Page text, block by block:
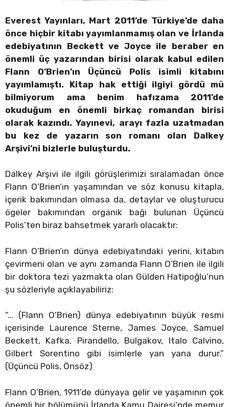
Everest Yayınları, Mart 2011’de Türkiye’de daha
önce hiçbir kitabı yayımlanmamış olan ve İrlanda
edebiyatının Beckett ve Joyce ile beraber en
önemli üç yazarından birisi olarak kabul edilen
Flann O’Brien’ın Üçüncü Polis isimli kitabını
yayımlamıştı. Kitap hak ettiği ilgiyi gördü mü
bilmiyorum ama benim hafızama 2011’de
okuduğum en önemli birkaç romandan birisi
olarak kazındı. Yayınevi, arayı fazla uzatmadan
bu kez de yazarın son romanı olan Dalkey
Arşivi’ni bizlerle buluşturdu.
Dalkey Arşivi ile ilgili görüşlerimizi sıralamadan önce
Flann O’Brien’ın yaşamından ve söz konusu kitapla,
içerik bakımından olmasa da, detaylar ve oluşturucu
ögeler bakımından organik bağı bulunan Üçüncü
Polis’ten biraz bahsetmek yararlı olacaktır:
Flann O’Brien’ın dünya edebiyatındaki yerini, kitabın
çevirmeni olan ve aynı zamanda Flann O’Brien ile ilgili
bir doktora tezi yazmakta olan Gülden Hatipoğlu’nun
şu sözleriyle açıklayabiliriz:
“… (Flann O’Brien) dünya edebiyatının büyük resmi
içerisinde Laurence Sterne, James Joyce, Samuel
Beckett, Kafka, Pirandello, Bulgakov, Italo Calvino,
Gilbert Sorentino gibi isimlerle yan yana durur.”
(Üçüncü Polis, Önsöz)
Flann O’Brien, 1911’de dünyaya gelir ve yaşamının çok
önemli bir bölümünü İrlanda Kamu Dairesi’nde memur